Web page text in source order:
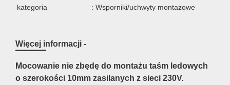
kategoria
: Wsporniki/uchwyty montażowe
Więcej informacji -
Mocowanie nie zbędę do montażu taśm ledowych
o szerokości 10mm zasilanych z sieci 230V.